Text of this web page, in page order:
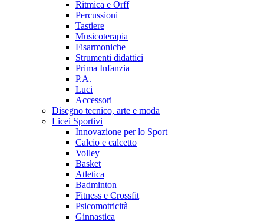
Ritmica e Orff
Percussioni
Tastiere
Musicoterapia
Fisarmoniche
Strumenti didattici
Prima Infanzia
P.A.
Luci
Accessori
Disegno tecnico, arte e moda
Licei Sportivi
Innovazione per lo Sport
Calcio e calcetto
Volley
Basket
Atletica
Badminton
Fitness e Crossfit
Psicomotricità
Ginnastica